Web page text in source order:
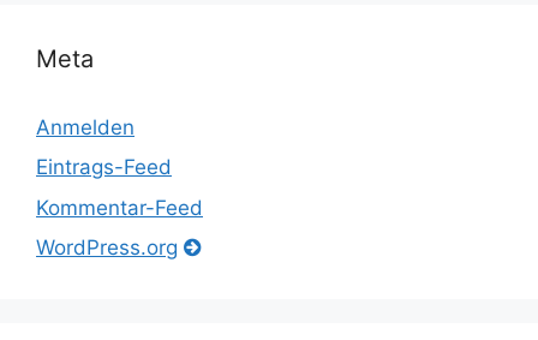
Meta
Anmelden
Eintrags-Feed
Kommentar-Feed
WordPress.org